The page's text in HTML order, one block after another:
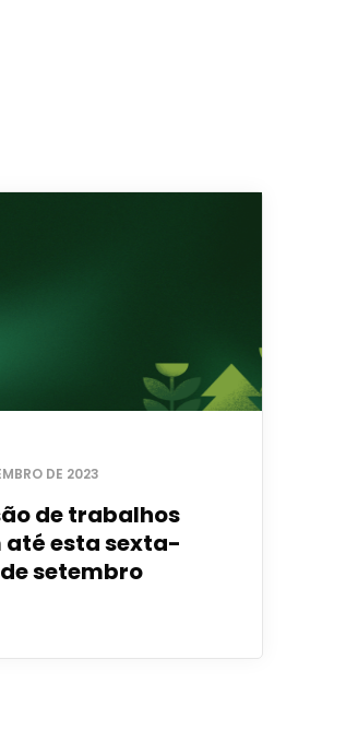
DE 2023
de trabalhos
até esta sexta-
setembro